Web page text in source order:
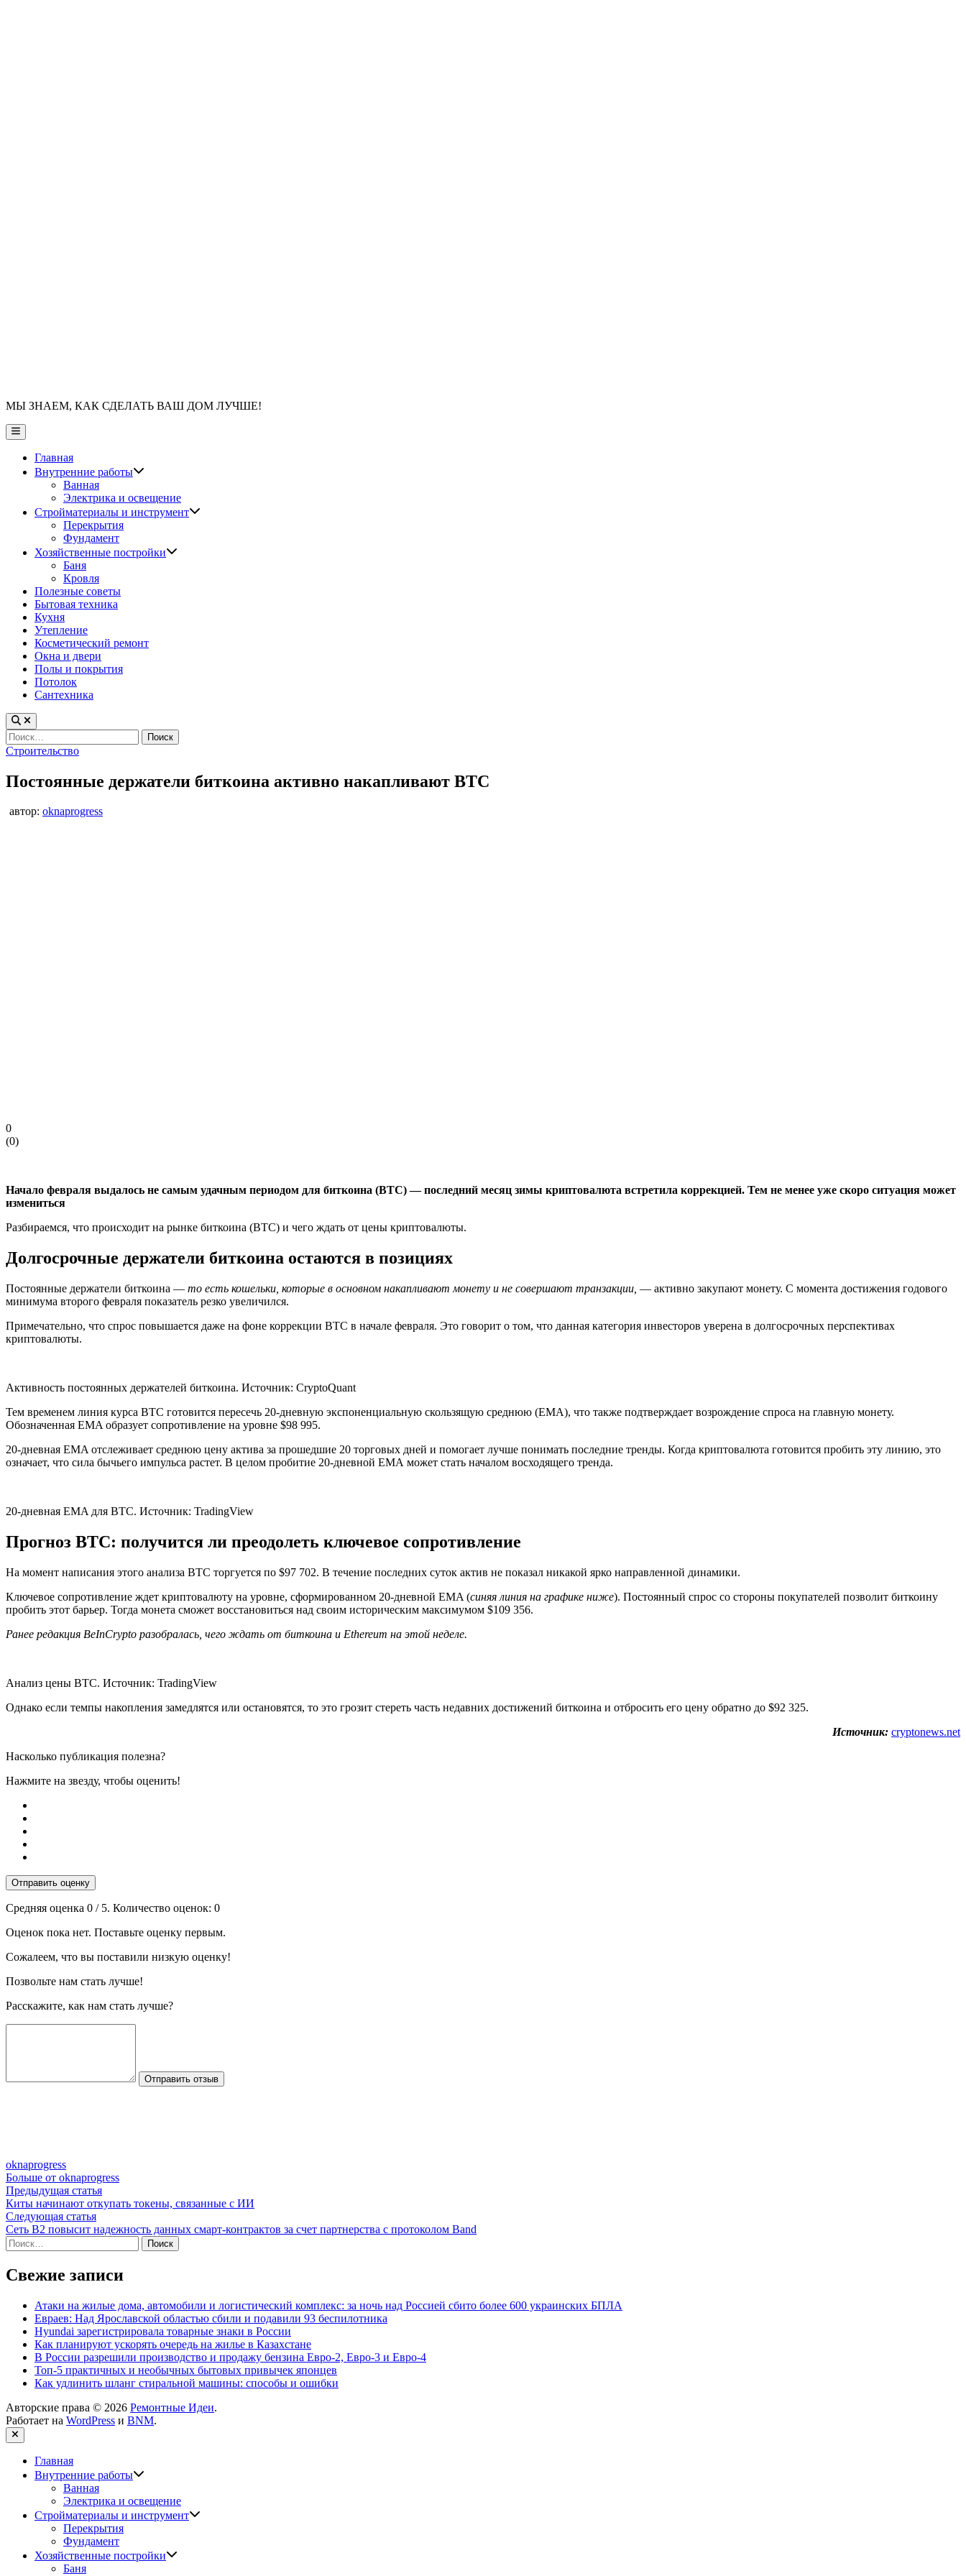
МЫ ЗНАЕМ, КАК СДЕЛАТЬ ВАШ ДОМ ЛУЧШЕ!
Главное
меню
Главная
Внутренние работы
Ванная
Электрика и освещение
Стройматериалы и инструмент
Перекрытия
Фундамент
Хозяйственные постройки
Баня
Кровля
Полезные советы
Бытовая техника
Кухня
Утепление
Косметический ремонт
Окна и двери
Полы и покрытия
Потолок
Сантехника
Найти:
Опубликовано
Строительство
Постоянные держатели биткоина активно накапливают BTC
автор: oknaprogress
0
(0)
Начало февраля выдалось не самым удачным периодом для биткоина (BTC) — последний месяц зимы криптовалюта встретила коррекцией. Тем не менее уже скоро ситуация может
измениться
Разбираемся, что происходит на рынке биткоина (BTC) и чего ждать от цены криптовалюты.
Долгосрочные держатели биткоина остаются в позициях
Постоянные держатели биткоина — то есть кошельки, которые в основном накапливают монету и не совершают транзакции, — активно закупают монету. С момента достижения годового
минимума второго февраля показатель резко увеличился.
Примечательно, что спрос повышается даже на фоне коррекции BTC в начале февраля. Это говорит о том, что данная категория инвесторов уверена в долгосрочных перспективах
криптовалюты.
Активность постоянных держателей биткоина. Источник: CryptoQuant
Тем временем линия курса BTC готовится пересечь 20-дневную экспоненциальную скользящую среднюю (EMA), что также подтверждает возрождение спроса на главную монету.
Обозначенная EMA образует сопротивление на уровне $98 995.
20-дневная EMA отслеживает среднюю цену актива за прошедшие 20 торговых дней и помогает лучше понимать последние тренды. Когда криптовалюта готовится пробить эту линию, это
означает, что сила бычьего импульса растет. В целом пробитие 20-дневной ЕМА может стать началом восходящего тренда.
20-дневная EMA для BTC. Источник: TradingView
Прогноз BTC: получится ли преодолеть ключевое сопротивление
На момент написания этого анализа BTC торгуется по $97 702. В течение последних суток актив не показал никакой ярко направленной динамики.
Ключевое сопротивление ждет криптовалюту на уровне, сформированном 20-дневной EMA (синяя линия на графике ниже). Постоянный спрос со стороны покупателей позволит биткоину
пробить этот барьер. Тогда монета сможет восстановиться над своим историческим максимумом $109 356.
Ранее редакция BeInCrypto разобралась, чего ждать от биткоина и Ethereum на этой неделе.
Анализ цены BTC. Источник: TradingView
Однако если темпы накопления замедлятся или остановятся, то это грозит стереть часть недавних достижений биткоина и отбросить его цену обратно до $92 325.
Источник: cryptonews.net
Насколько публикация полезна?
Нажмите на звезду, чтобы оценить!
Отправить оценку
Средняя оценка 0 / 5. Количество оценок: 0
Оценок пока нет. Поставьте оценку первым.
Сожалеем, что вы поставили низкую оценку!
Позвольте нам стать лучше!
Расскажите, как нам стать лучше?
Отправить отзыв
oknaprogress
Больше от oknaprogress
Навигация
по
записям
Предыдущая статьяПредыдущая
статья:
Киты начинают откупать токены, связанные с ИИ
Следующая статьяСледующая
статья:
Сеть B2 повысит надежность данных смарт-контрактов за счет партнерства с протоколом Band
Найти:
Свежие записи
Атаки на жилые дома, автомобили и логистический комплекс: за ночь над Россией сбито более 600 украинских БПЛА
Евраев: Над Ярославской областью сбили и подавили 93 беспилотника
Hyundai зарегистрировала товарные знаки в России
Как планируют ускорять очередь на жилье в Казахстане
В России разрешили производство и продажу бензина Евро-2, Евро-3 и Евро-4
Топ-5 практичных и необычных бытовых привычек японцев
Как удлинить шланг стиральной машины: способы и ошибки
Авторские права © 2026 Ремонтные Идеи.
Работает на WordPress и BNM.
Закрыть
Главная
Внутренние работы
Ванная
Электрика и освещение
Стройматериалы и инструмент
Перекрытия
Фундамент
Хозяйственные постройки
Баня